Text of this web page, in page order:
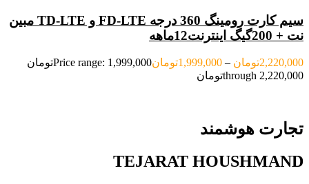
سیم کارت رومینگ 360 درجه FD-LTE و TD-LTE مبین
نت + 200گیگ اینترنت12ماهه
2,220,000تومان –
1,999,000تومان
Price range: 1,999,000تومان
through 2,220,000تومان
تجارت هوشمند
TEJARAT HOUSHMAND